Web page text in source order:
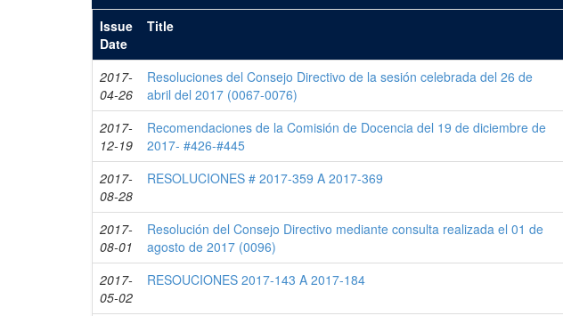
Issue
Date
Title
2017-
04-26
Resoluciones del Consejo Directivo de la sesión celebrada del 26 de
abril del 2017 (0067-0076)
2017-
12-19
Recomendaciones de la Comisión de Docencia del 19 de diciembre de
2017- #426-#445
2017-
08-28
RESOLUCIONES # 2017-359 A 2017-369
2017-
08-01
Resolución del Consejo Directivo mediante consulta realizada el 01 de
agosto de 2017 (0096)
2017-
05-02
RESOUCIONES 2017-143 A 2017-184